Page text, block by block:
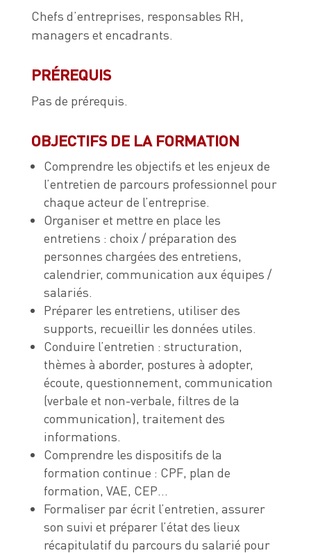
Chefs d’entreprises, responsables RH,
managers et encadrants.
PRÉREQUIS
Pas de prérequis.
OBJECTIFS DE LA FORMATION
Comprendre les objectifs et les enjeux de
l’entretien de parcours professionnel pour
chaque acteur de l’entreprise.
Organiser et mettre en place les
entretiens : choix / préparation des
personnes chargées des entretiens,
calendrier, communication aux équipes /
salariés.
Préparer les entretiens, utiliser des
supports, recueillir les données utiles.
Conduire l’entretien : structuration,
thèmes à aborder, postures à adopter,
écoute, questionnement, communication
(verbale et non-verbale, filtres de la
communication), traitement des
informations.
Comprendre les dispositifs de la
formation continue : CPF, plan de
formation, VAE, CEP…
Formaliser par écrit l’entretien, assurer
son suivi et préparer l’état des lieux
récapitulatif du parcours du salarié pour